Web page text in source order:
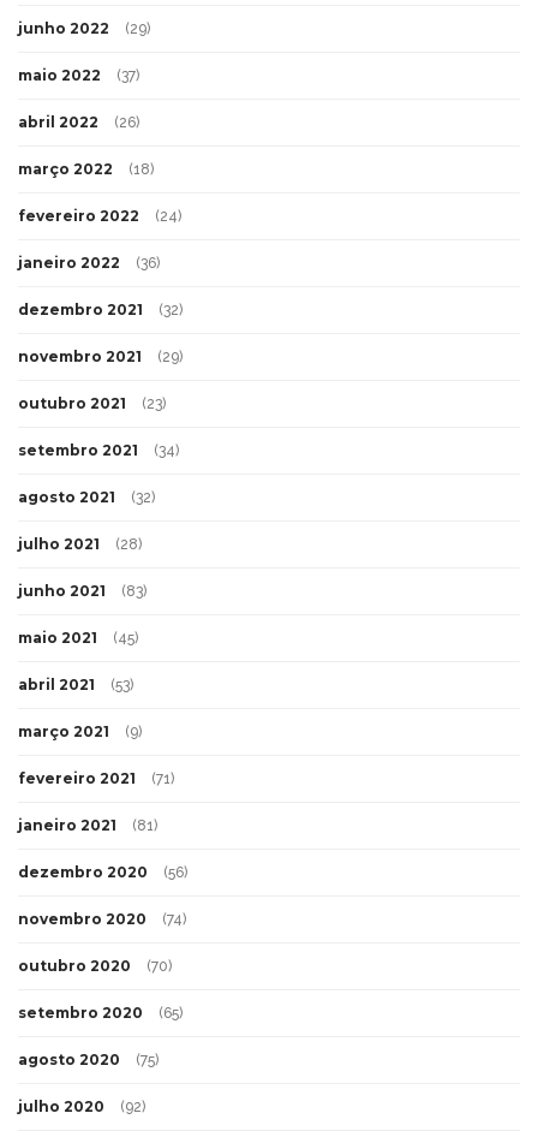
junho 2022 (29)
maio 2022 (37)
abril 2022 (26)
março 2022 (18)
fevereiro 2022 (24)
janeiro 2022 (36)
dezembro 2021 (32)
novembro 2021 (29)
outubro 2021 (23)
setembro 2021 (34)
agosto 2021 (32)
julho 2021 (28)
junho 2021 (83)
maio 2021 (45)
abril 2021 (53)
março 2021 (9)
fevereiro 2021 (71)
janeiro 2021 (81)
dezembro 2020 (56)
novembro 2020 (74)
outubro 2020 (70)
setembro 2020 (65)
agosto 2020 (75)
julho 2020 (92)